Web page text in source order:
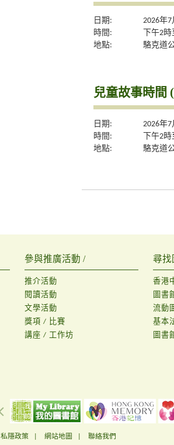
日期:
2026年
時間:
下午2
地點:
駱克道
兒童故事時間
日期:
2026年
時間:
下午2
地點:
駱克道
參與推廣活動 /
推介活動
閱讀活動
文學活動
獎項 / 比賽
講座 / 工作坊
尋找
香港
圖書
流動
基本
圖書
私隱政策 網站地圖 聯絡我們